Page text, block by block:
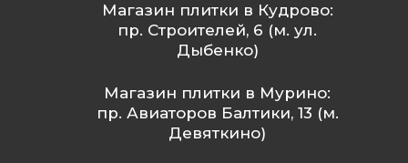
Магазин плитки в Кудрово:
пр. Строителей, 6 (м. ул.
Дыбенко)
Магазин плитки в Мурино:
пр. Авиаторов Балтики, 13 (м.
Девяткино)